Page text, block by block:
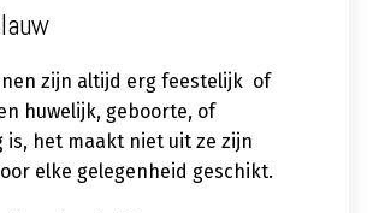
zijn altijd erg feestelijk of
huwelijk, geboorte, of
is, het maakt niet uit ze zijn
elke gelegenheid geschikt.